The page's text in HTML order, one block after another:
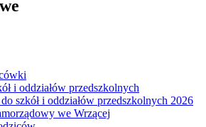
i oddziałów przedszkolnych
szkół i oddziałów przedszkolnych 2026
we Wrzącej